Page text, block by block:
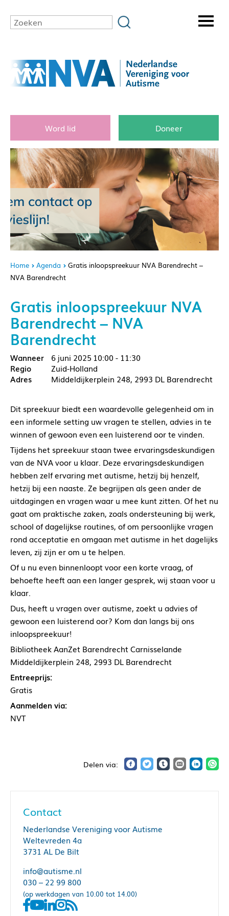
Word lid Doneer
Home Agenda
Gratis inloopspreekuur NVA Barendrecht –
NVA Barendrecht
Gratis inloopspreekuur NVA
Barendrecht – NVA
Barendrecht
6 juni 2025 10:00 - 11:30
Zuid-Holland
Middeldijkerplein 248, 2993 DL Barendrecht
Dit spreekuur biedt een waardevolle gelegenheid om in
een informele setting uw vragen te stellen, advies in te
winnen of gewoon even een luisterend oor te vinden.
Tijdens het spreekuur staan twee ervaringsdeskundigen
van de NVA voor u klaar. Deze ervaringsdeskundigen
hebben zelf ervaring met autisme, hetzij bij henzelf,
hetzij bij een naaste. Ze begrijpen als geen ander de
uitdagingen en vragen waar u mee kunt zitten. Of het nu
gaat om praktische zaken, zoals ondersteuning bij werk,
school of dagelijkse routines, of om persoonlijke vragen
rond acceptatie en omgaan met autisme in het dagelijks
leven, zij zijn er om u te helpen.
Of u nu even binnenloopt voor een korte vraag, of
behoefte heeft aan een langer gesprek, wij staan voor u
klaar.
Dus, heeft u vragen over autisme, zoekt u advies of
gewoon een luisterend oor? Kom dan langs bij ons
inloopspreekuur!
Bibliotheek AanZet Barendrecht Carnisselande
Middeldijkerplein 248, 2993 DL Barendrecht
Entreeprijs:
Gratis
Aanmelden via:
NVT
Contact
Nederlandse Vereniging voor Autisme
Weltevreden 4a
3731 AL De Bilt
info@autisme.nl
030 – 22 99 800
(op werkdagen van 10.00 tot 14.00)